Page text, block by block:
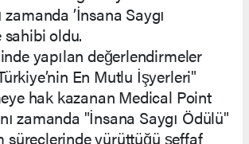
’İnsana Saygı
sahibi oldu.
yapılan değerlendirmeler
En Mutlu İşyerleri"
hak kazanan Medical Point
zamanda "İnsana Saygı Ödülü"
süreçlerinde yürüttüğü şeffaf